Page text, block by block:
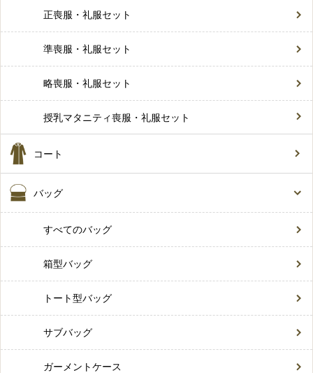
正喪服・礼服セット
準喪服・礼服セット
略喪服・礼服セット
授乳マタニティ喪服・礼服セット
コート
バッグ
すべてのバッグ
箱型バッグ
トート型バッグ
サブバッグ
ガーメントケース